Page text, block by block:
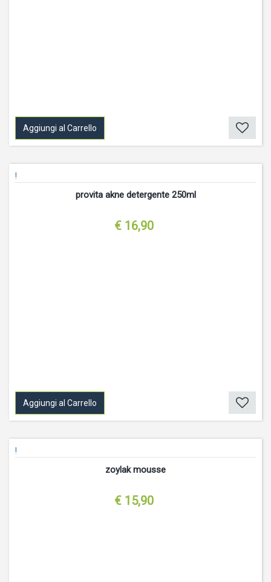
Aggiungi al Carrello
!
provita akne detergente 250ml
€ 16,90
Aggiungi al Carrello
!
zoylak mousse
€ 15,90